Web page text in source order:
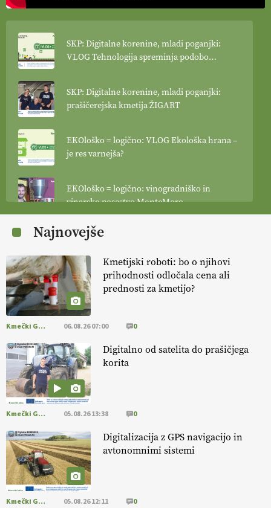
SKP: Digitalne korenine, mladi poganjki:
VLOG Tehnologija spreminja podobo
SKP: Digitalne korenine, mladi poganjki:
prašičerejska kmetija ŽIGART
EKOloško = logično: VLOG Ekološka hrana –
je res varnejša?
EKOloško = logično: vinogradniško in
vinarsko posestvo MonteMoro
EKOloško = logično: ekološka kmetija
EKOloško = logično: ekološka kmetija
HOMAR
EKOloško = logično: VLOG Ekološko
kmetijstvo brez škropljenja?
EKOloško = logično: ekološka kmetija
ALTENBAHER
EKOloško = logično: ekološko oljarstvo
MORGAN
EKOloško = logično: ekološka kmetija
FREŠER
Najnovejše
Kmetijski roboti: bo o njihovi
prihodnosti odločala cena ali
prednosti za kmetijo?
Kmečki Glas 06.08.26 07:00 0
Digitalno od satelita do prašičjega
korita
Kmečki Glas 05.08.26 13:38 0
Digitalizacija z GPS navigacijo in
avtonomnimi sistemi
Kmečki Glas 05.08.26 12:11 0